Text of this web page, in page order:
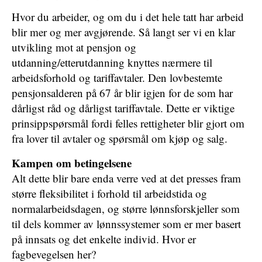
Hvor du arbeider, og om du i det hele tatt har arbeid
blir mer og mer avgjørende. Så langt ser vi en klar
utvikling mot at pensjon og
utdanning/etterutdanning knyttes nærmere til
arbeidsforhold og tariffavtaler. Den lovbestemte
pensjonsalderen på 67 år blir igjen for de som har
dårligst råd og dårligst tariffavtale. Dette er viktige
prinsippspørsmål fordi felles rettigheter blir gjort om
fra lover til avtaler og spørsmål om kjøp og salg.
Kampen om betingelsene
Alt dette blir bare enda verre ved at det presses fram
større fleksibilitet i forhold til arbeidstida og
normalarbeidsdagen, og større lønnsforskjeller som
til dels kommer av lønnssystemer som er mer basert
på innsats og det enkelte individ. Hvor er
fagbevegelsen her?